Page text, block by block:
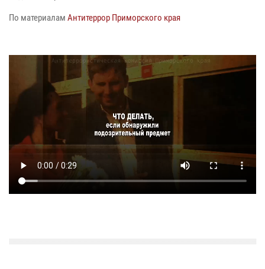
По материалам Антитеррор Приморского края